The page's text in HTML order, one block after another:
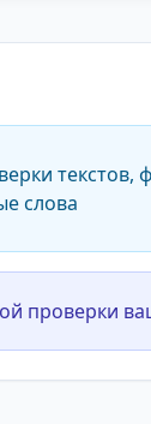
текстов,
слова
проверки